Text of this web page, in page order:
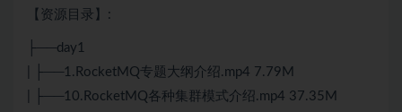
【资源目录】:
├──day1
| ├──1. RocketMQ专题大纲介绍.mp4 7.79M
| ├──10.RocketMQ各种集群模式介绍.mp4 37.35M